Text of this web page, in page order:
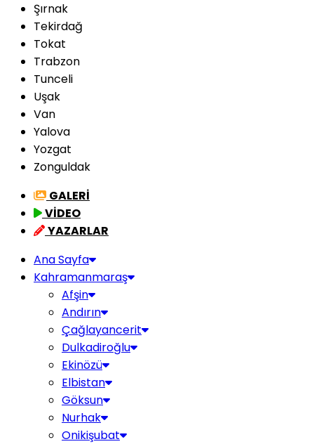
Şırnak
Tekirdağ
Tokat
Trabzon
Tunceli
Uşak
Van
Yalova
Yozgat
Zonguldak
GALERİ
VİDEO
YAZARLAR
Ana Sayfa
Kahramanmaraş
Afşin
Andırın
Çağlayancerit
Dulkadiroğlu
Ekinözü
Elbistan
Göksun
Nurhak
Onikişubat